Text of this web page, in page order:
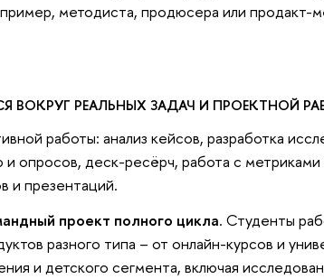
методиста, продюсера или продакт-
ВОКРУГ РЕАЛЬНЫХ ЗАДАЧ И ПРОЕКТНОЙ
работы: анализ кейсов, разработка
опросов, деск-ресёрч, работа с метриками
и презентаций.
проект полного цикла. Студенты
разного типа – от онлайн-курсов и
и детского сегмента, включая